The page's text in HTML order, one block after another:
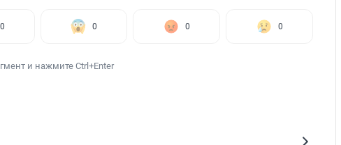
0 0 0 0
и нажмите Ctrl+Enter